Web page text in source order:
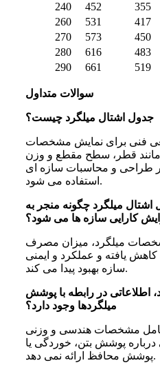
240
452 355
260
531 417
270
573 450
280
616 483
290
661 519
سوالات متداول
جدول اشتال میلگرد چیست؟
فنی برای نمایش مشخصات
قطر، سطح مقطع و وزن
طراحی و محاسبات سازه ای
استفاده می شود.
اشتال میلگرد چگونه منجر به
کارایی سازه‌ ها می‌ شود؟
میلگرد، میزان مصرف
کاهش یافته و عملکرد و ایمنی
سازه بهبود پیدا می کند.
اطلاعاتی در رابطه با پوشش
میلگردها وجود دارد؟
مشخصات هندسی و وزنی
پوشش بتن، خوردگی یا
پوشش محافظ ارائه نمی دهد.